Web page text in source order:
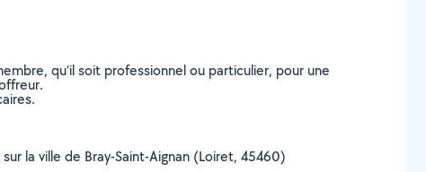
qu’il soit professionnel ou particulier, pour une
la ville de Bray-Saint-Aignan (Loiret, 45460)